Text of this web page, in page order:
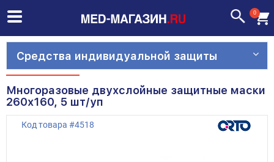
0
Средства индивидуальной защиты
Многоразовые двухслойные защитные маски
260х160, 5 шт/уп
Код товара #4518